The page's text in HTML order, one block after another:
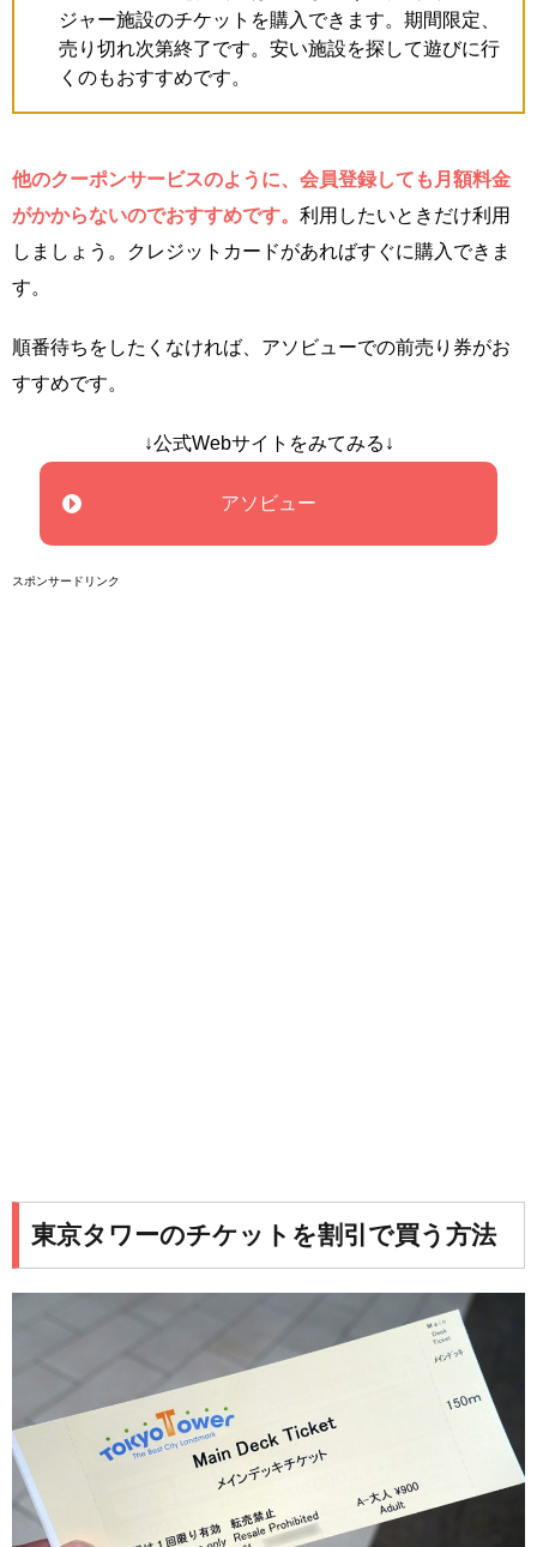
ジャー施設のチケットを購入できます。期間限定、
売り切れ次第終了です。安い施設を探して遊びに行
くのもおすすめです。
他のクーポンサービスのように、会員登録しても月額料金
がかからないのでおすすめです。 利用したいときだけ利用
しましょう。クレジットカードがあればすぐに購入できま
す。
順番待ちをしたくなければ、アソビューでの前売り券がお
すすめです。
↓公式Webサイトをみてみる↓
アソビュー
スポンサードリンク
東京タワーのチケットを割引で買う方法